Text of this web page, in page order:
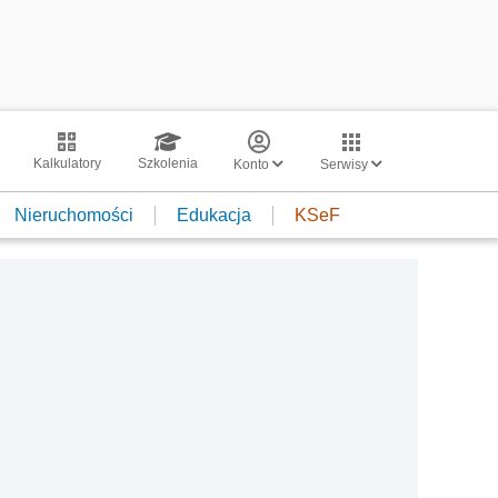
Kalkulatory Szkolenia Konto Serwisy
Nieruchomości Edukacja KSeF